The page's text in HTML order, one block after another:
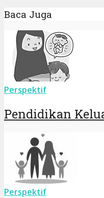
Baca Juga
Perspektif
Pendidikan
Perspektif